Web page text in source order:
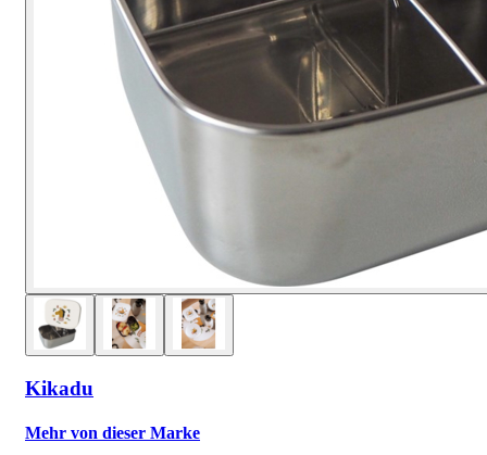
Kikadu
Mehr von dieser Marke